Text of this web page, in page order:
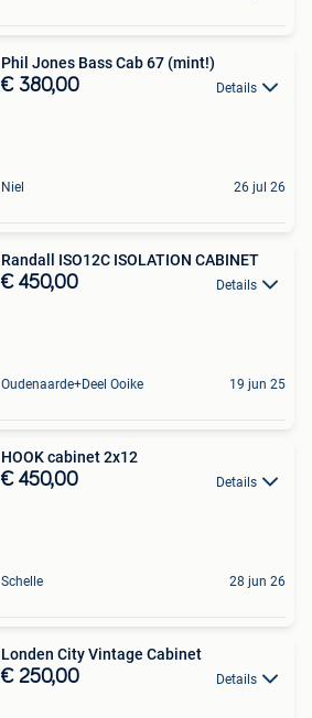
Phil Jones Bass Cab 67 (mint!)
€ 380,00 Details
Niel 26 jul 26
Randall ISO12C ISOLATION CABINET
€ 450,00 Details
Oudenaarde+Deel Ooike 19 jun 25
HOOK cabinet 2x12
€ 450,00 Details
Schelle 28 jun 26
Londen City Vintage Cabinet
€ 250,00 Details